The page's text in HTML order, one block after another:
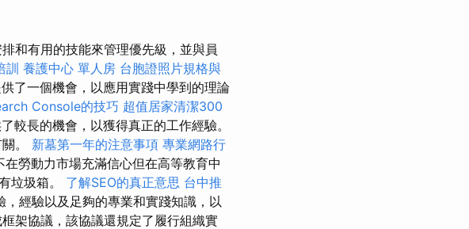
和有用的技能來管理優先級，並與員
訓 養護中心 單人房 台胞證照片規格與
了一個機會，以應用實踐中學到的理論
Console的技巧 超值居家清潔300
較長的機會，以獲得真正的工作經驗。
。 新墓第一年的注意事項 專業網路行
在勞動力市場充滿信心但在高等教育中
垃圾箱。 了解SEO的真正意思 台中推
經驗以及足夠的專業和實踐知識，以
架協議，該協議還規定了履行組織實